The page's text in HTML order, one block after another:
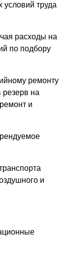
труда
расходы на
по подбору
ремонту
на
и
и